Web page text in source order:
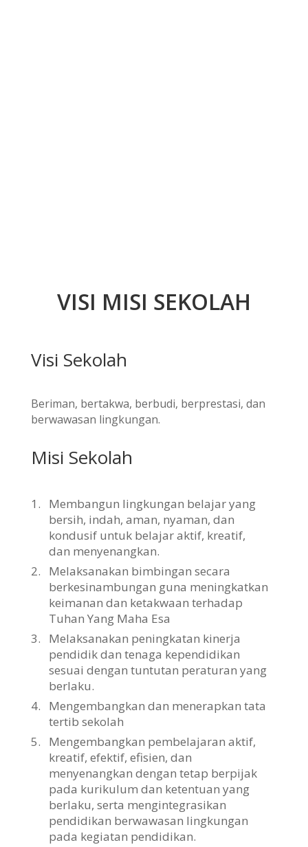
VISI MISI SEKOLAH
Visi Sekolah
Beriman, bertakwa, berbudi, berprestasi, dan
berwawasan lingkungan.
Misi Sekolah
1.
Membangun lingkungan belajar yang
bersih, indah, aman, nyaman, dan
kondusif untuk belajar aktif, kreatif,
dan menyenangkan.
2.
Melaksanakan bimbingan secara
berkesinambungan guna meningkatkan
keimanan dan ketakwaan terhadap
Tuhan Yang Maha Esa
3.
Melaksanakan peningkatan kinerja
pendidik dan tenaga kependidikan
sesuai dengan tuntutan peraturan yang
berlaku.
4.
Mengembangkan dan menerapkan tata
tertib sekolah
5.
Mengembangkan pembelajaran aktif,
kreatif, efektif, efisien, dan
menyenangkan dengan tetap berpijak
pada kurikulum dan ketentuan yang
berlaku, serta mengintegrasikan
pendidikan berwawasan lingkungan
pada kegiatan pendidikan.